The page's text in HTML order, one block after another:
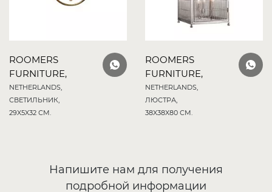
ROOMERS
FURNITURE,
NETHERLANDS,
СВЕТИЛЬНИК,
29X5X32 СМ.
ROOMERS
FURNITURE,
NETHERLANDS,
ЛЮСТРА,
38X38X80 СМ.
Напишите нам для получения
подробной информации